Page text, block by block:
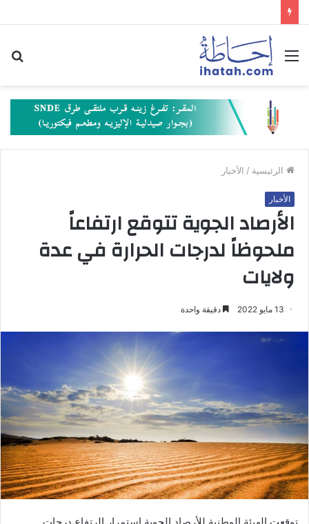
القائمة
الرئيسية / الأخبار
الأخبار
الأرصاد الجوية تتوقع ارتفاعاً
ملحوظاً لدرجات الحرارة في عدة
ولايات
13 مايو 2022 دقيقة واحدة
توقعت الهيئة الوطنية للأرصاد الجوية استمرار الرتفاع درجات